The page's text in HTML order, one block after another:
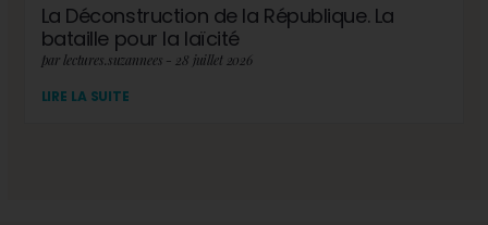
La Déconstruction de la République. La
bataille pour la laïcité
par lectures.suzannees - 28 juillet 2026
LIRE LA SUITE